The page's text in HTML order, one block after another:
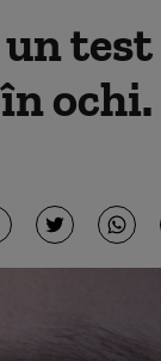
test
ochi.